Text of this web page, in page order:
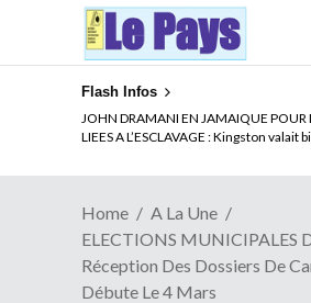
Flash Infos
ELECTION DE TALON A LA TETE DU
Quand Patrice quitte le pouvoir sans
Home
A La Une
ELECTIONS MUNICIPALES
Réception Des Dossiers De
Débute Le 4 Mars